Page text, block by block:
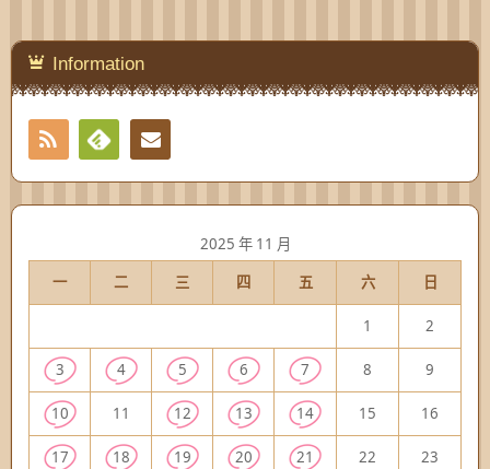
Information
RSS
Feedly
2025 年 11 月
一
二 三 四 五 六 日
1 2
3 4 5 6 7 8 9
10 11 12 13 14 15 16
17 18 19 20 21 22 23